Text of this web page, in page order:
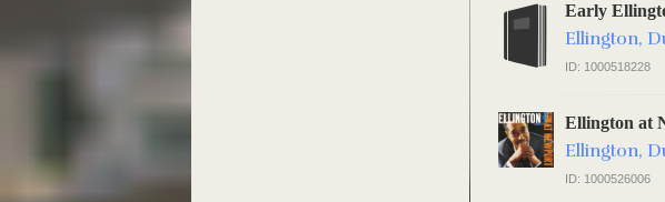
Early
Ellington,
ID: 1000518228
Ellington at
Ellington,
ID: 1000526006